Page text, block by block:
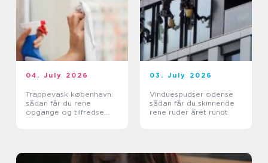
04. July 2026
Trappevask københavn:
sådan får du rene
opgange og tilfredse
03. July 2026
Vinduespudser odense
sådan får du skinnende
rene ruder året rundt